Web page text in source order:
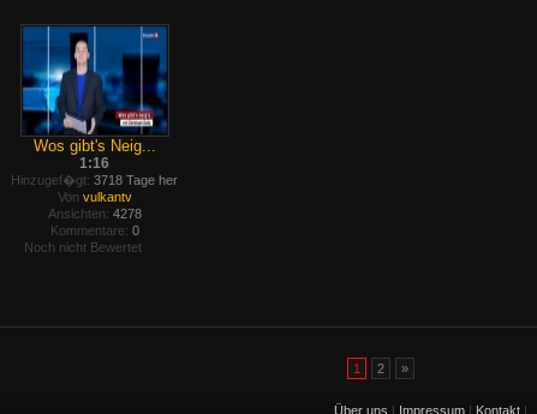
Wos gibt's Neig...
1:16
Hinzugef�gt: 3718 Tage her
Von vulkantv
Ansichten: 4278
Kommentare: 0
Noch nicht Bewertet
1 2 »
Über uns | Impressum| Kontakt|